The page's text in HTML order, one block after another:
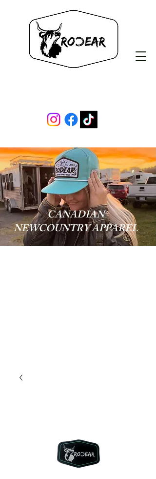
CANADIAN
NEWCOUNTRY APPAREL